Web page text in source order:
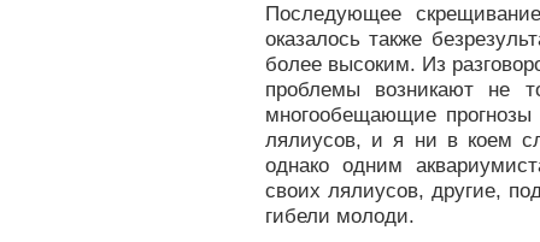
Последующее
оказалось также
более высоким. Из
проблемы возникают не
многообещающие прогнозы
лялиусов, и я ни в коем
однако одним
своих лялиусов, другие,
гибели молоди.